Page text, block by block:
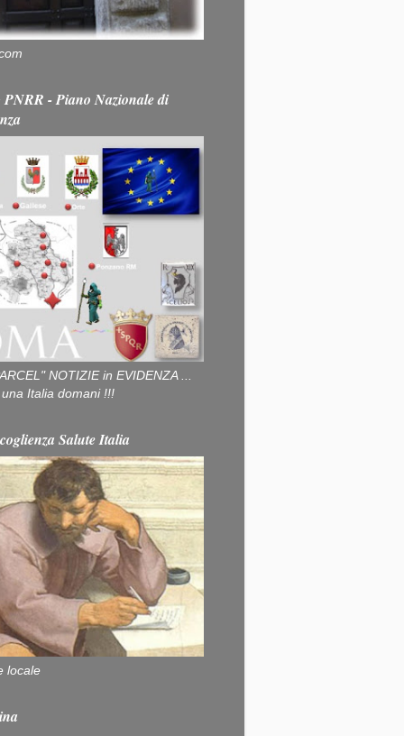
- Piano Nazionale di
NOTIZIE in EVIDENZA ...
Italia domani !!!
Salute Italia
locale